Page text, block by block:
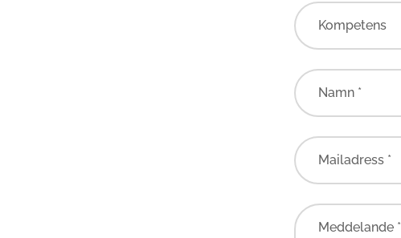
Kompetens
Namn *
Mailadress *
Meddelande *